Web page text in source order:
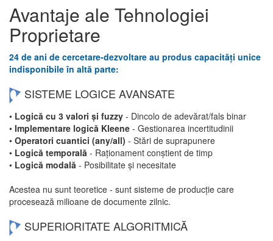
Avantaje ale Tehnologiei
Proprietare
24 de ani de cercetare-dezvoltare au produs capacități unice
indisponibile în altă parte:
SISTEME LOGICE AVANSATE
• Logică cu 3 valori și fuzzy - Dincolo de adevărat/fals binar
• Implementare logică Kleene - Gestionarea incertitudinii
• Operatori cuantici (any/all) - Stări de suprapunere
• Logică temporală - Raționament conștient de timp
• Logică modală - Posibilitate și necesitate
Acestea nu sunt teoretice - sunt sisteme de producție care
procesează milioane de documente zilnic.
SUPERIORITATE ALGORITMICĂ